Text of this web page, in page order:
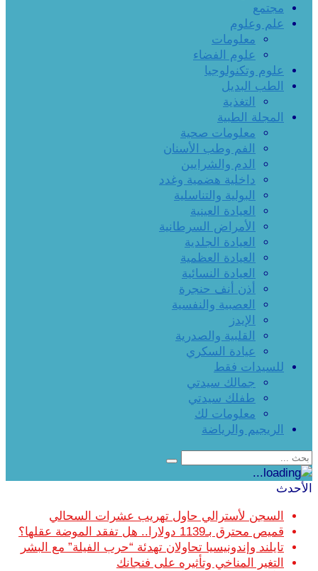
مجتمع
علم وعلوم
معلومات
علوم الفضاء
علوم وتكنولوجيا
الطب البديل
التغذية
المجلة الطبية
معلومات صحية
الفم وطب الأسنان
الدم والشرايين
داخلية هضمية وغدد
البولية والتناسلية
العيادة العينية
الأمراض السرطانية
العيادة الجلدية
العيادة العظمية
العيادة النسائية
أذن أنف حنجرة
العصبية والنفسية
الإيدز
القلبية والصدرية
عيادة السكري
للسيدات فقط
جمالك سيدتي
طفلك سيدتي
معلومات لك
الريجيم والرياضة
الأحدث
السجن لأسترالي حاول تهريب عشرات السحالي
قميص محترق بـ1139 دولارا.. هل تفقد الموضة عقلها؟
تايلند وإندونيسيا تحاولان تهدئة “حرب الفيلة” مع البشر
التغير المناخي وتأثيره على فنجانك